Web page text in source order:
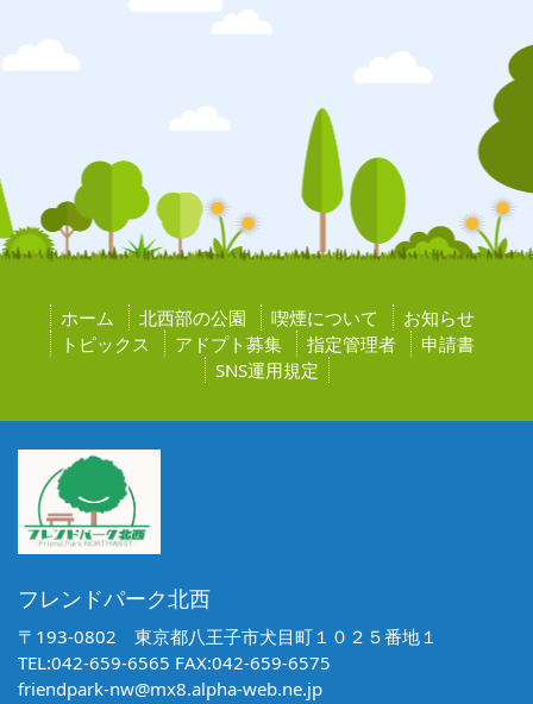
ホーム 北西部の公園 喫煙について
お知らせ
トピックス
アドプト募集 指定管理者
申請書
SNS運用規定
フレンドパーク北西
〒193-0802 東京都八王子市犬目町１０２５番地１
TEL:042-659-6565 FAX:042-659-6575
friendpark-nw@mx8.alpha-web.ne.jp